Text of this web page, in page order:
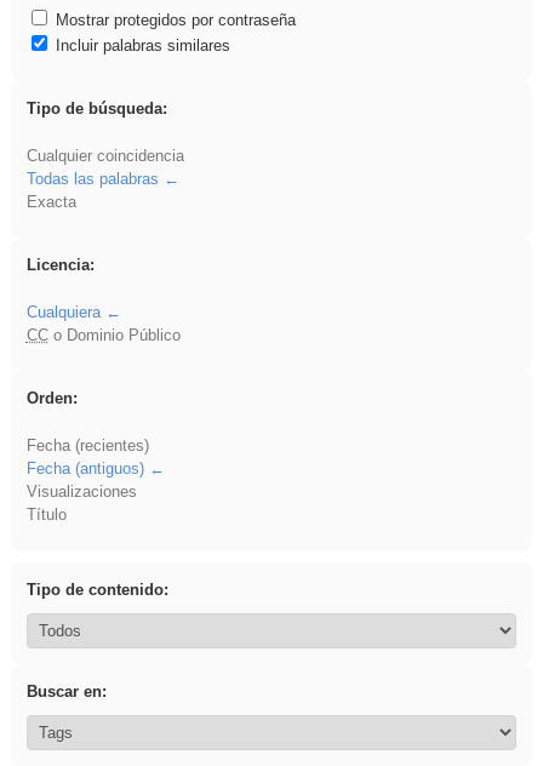
Mostrar protegidos por contraseña
Incluir palabras similares
Tipo de búsqueda:
Cualquier coincidencia
Todas las palabras
Exacta
Licencia:
Cualquiera
CCo Dominio Público
Orden:
Fecha (recientes)
Fecha (antiguos)
Visualizaciones
Título
Tipo de contenido:
Buscar en: